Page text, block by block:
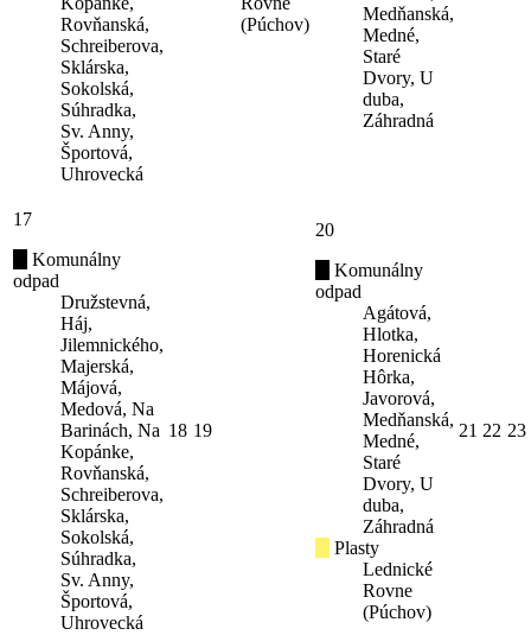
Rovňanská,
Schreiberova,
Sklárska,
Sokolská,
Súhradka,
Sv. Anny,
Športová,
Uhrovecká
(Púchov)
Medňanská,
Medné,
Staré
Dvory, U
duba,
Záhradná
17
Komunálny
odpad
Družstevná,
Háj,
Jilemnického,
Majerská,
Májová,
Medová, Na
Barinách, Na
Kopánke,
Rovňanská,
Schreiberova,
Sklárska,
Sokolská,
Súhradka,
Sv. Anny,
Športová,
Uhrovecká
18 19
20
Komunálny
odpad
Agátová,
Hlotka,
Horenická
Hôrka,
Javorová,
Medňanská,
Medné,
Staré
Dvory, U
duba,
Záhradná
Plasty
Lednické
Rovne
(Púchov)
21 22 23